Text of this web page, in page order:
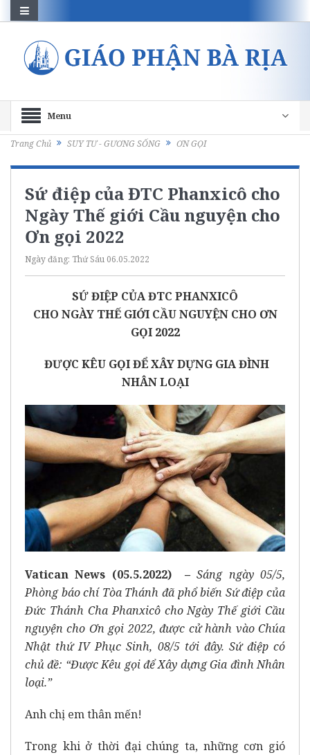
Menu
Trang Chủ SUY TƯ - GƯƠNG SỐNG ƠN GỌI
Sứ điệp của ĐTC Phanxicô cho
Ngày Thế giới Cầu nguyện cho
Ơn gọi 2022
Ngày đăng: Thứ Sáu 06.05.2022
SỨ ĐIỆP CỦA ĐTC PHANXICÔ
CHO NGÀY THẾ GIỚI CẦU NGUYỆN CHO ƠN
GỌI 2022
ĐƯỢC KÊU GỌI ĐỂ XÂY DỰNG GIA ĐÌNH
NHÂN LOẠI
Vatican News (05.5.2022) –Sáng ngày 05/5,
Phòng báo chí Tòa Thánh đã phổ biến Sứ điệp của
Đức Thánh Cha Phanxicô cho Ngày Thế giới Cầu
nguyện cho Ơn gọi 2022, được cử hành vào Chúa
Nhật thứ IV Phục Sinh, 08/5 tới đây. Sứ điệp có
chủ đề: “Được Kêu gọi để Xây dựng Gia đình Nhân
loại.”
Anh chị em thân mến!
Trong khi ở thời đại chúng ta, những cơn gió